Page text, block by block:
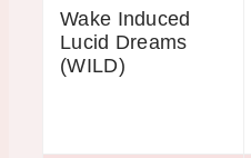
Wake Induced
Lucid Dreams
(WILD)